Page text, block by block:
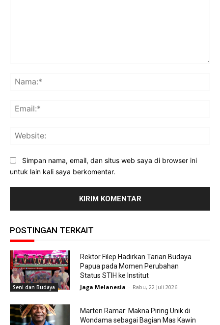
Simpan nama, email, dan situs web saya di browser ini
untuk lain kali saya berkomentar.
POSTINGAN TERKAIT
Seni dan Budaya
Rektor Filep Hadirkan Tarian Budaya
Papua pada Momen Perubahan
Status STIH ke Institut
Jaga Melanesia - Rabu, 22 Juli 2026
Marten Ramar: Makna Piring Unik di
Wondama sebagai Bagian Mas Kawin